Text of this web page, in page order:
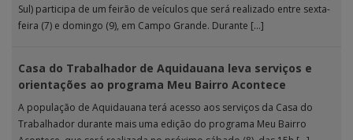
Sul) participa de um feirão de veículos que será realizado entre sexta-
feira (7) e domingo (9), em Campo Grande. Durante […]
Casa do Trabalhador de Aquidauana leva serviços e
orientações ao programa Meu Bairro Acontece
A população de Aquidauana terá acesso aos serviços da Casa do
Trabalhador durante mais uma edição do programa Meu Bairro